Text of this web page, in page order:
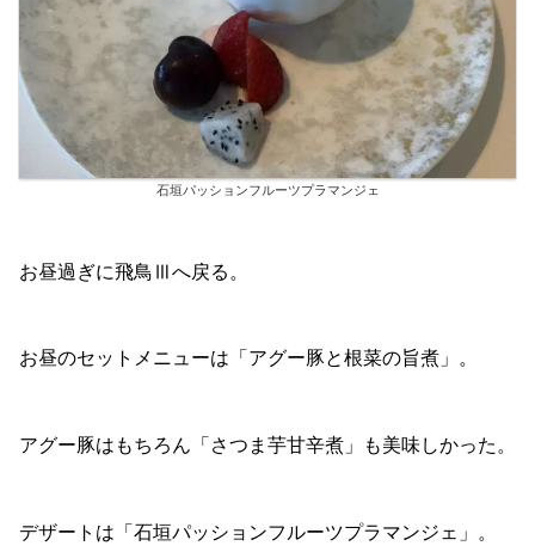
石垣パッションフルーツプラマンジェ
お昼過ぎに飛鳥Ⅲへ戻る。
お昼のセットメニューは「アグー豚と根菜の旨煮」。
アグー豚はもちろん「さつま芋甘辛煮」も美味しかった。
デザートは「石垣パッションフルーツプラマンジェ」。